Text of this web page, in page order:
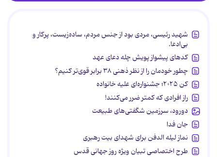
شهید رئیسی، مردی بود از جنس مردم، ساده‌زیست، پرکار و
بی‌ادعا.
کدهای پیشواز پویش چله دعای عهد
چطور خودمان را از نظر ذهنی ۳۸ برابر قوی‌تر کنیم؟
کن ۲۰۲۵؛ جشنواره‌ای علیه خانواده
راز افرادی که کمتر ضرر می‌کنند!
دورود، سرزمین شگفتی‌های طبیعت
جان فدا
نماز لیله الدفن برای شهدای بیت رهبری
طرح اختصاصی تبیان ویژه روز جهانی قدس